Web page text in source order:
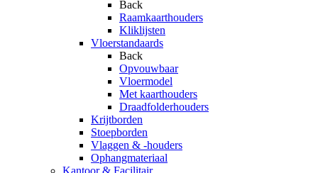
Back
Raamkaarthouders
Kliklijsten
Vloerstandaards
Back
Opvouwbaar
Vloermodel
Met kaarthouders
Draadfolderhouders
Krijtborden
Stoepborden
Vlaggen & -houders
Ophangmateriaal
Kantoor & Facilitair